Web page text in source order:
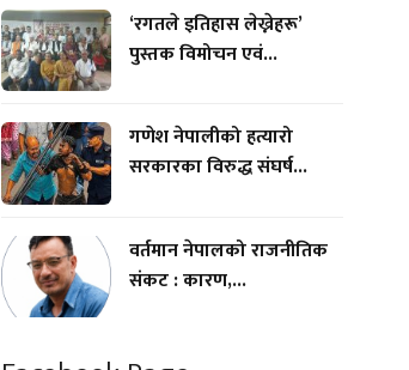
‘रगतले इतिहास लेख्नेहरू’
पुस्तक विमोचन एवं...
गणेश नेपालीको हत्यारो
सरकारका विरुद्ध संघर्ष...
वर्तमान नेपालको राजनीतिक
संकट : कारण,...